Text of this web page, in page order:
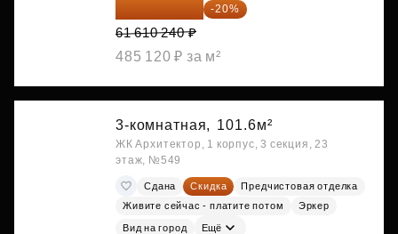
49 288 192 ₽ -20%
61 610 240 ₽
485 120 ₽ за м²
3-комнатная, 101.6м²
ЖК Архитектор, 1 корпус, 3 секция, 23
этаж, №549
Сдана Скидка
Предчистовая отделка
Живите сейчас - платите потом
Эркер
Вид на город Ещё